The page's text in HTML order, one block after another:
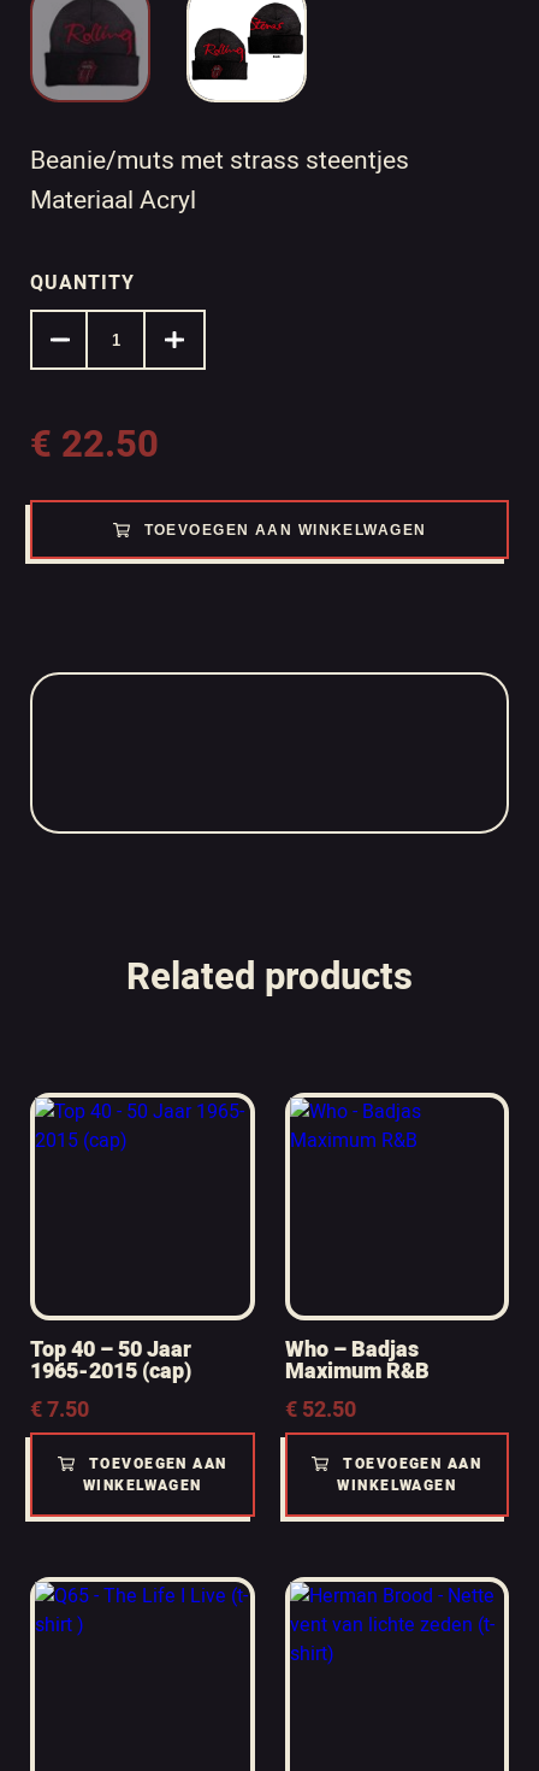
Beanie/muts met strass steentjes
Materiaal Acryl
QUANTITY
€ 22.50
TOEVOEGEN AAN WINKELWAGEN
Related products
Top 40 – 50 Jaar
1965-2015 (cap)
€7.50
TOEVOEGEN AAN
WINKELWAGEN
Who – Badjas
Maximum R&B
€52.50
TOEVOEGEN AAN
WINKELWAGEN